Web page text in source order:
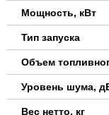
Мощность, кВт
Тип запуска
Объем
Уровень шума,
Вес нетто, кг